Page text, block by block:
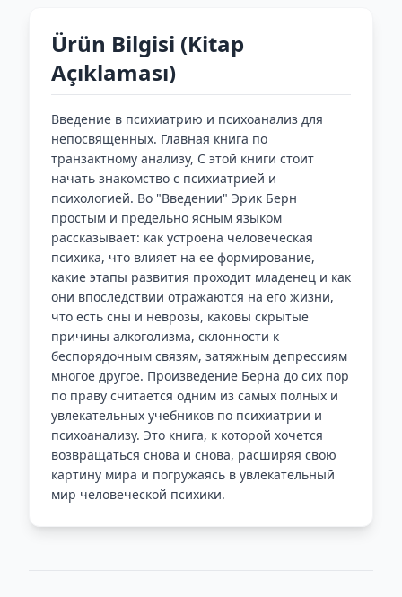
Ürün Bilgisi (Kitap
Açıklaması)
Введение в психиатрию и психоанализ для
непосвященных. Главная книга по
транзактному анализу, С этой книги стоит
начать знакомство с психиатрией и
психологией. Во "Введении" Эрик Берн
простым и предельно ясным языком
рассказывает: как устроена человеческая
психика, что влияет на ее формирование,
какие этапы развития проходит младенец и как
они впоследствии отражаются на его жизни,
что есть сны и неврозы, каковы скрытые
причины алкоголизма, склонности к
беспорядочным связям, затяжным депрессиям
многое другое. Произведение Берна до сих пор
по праву считается одним из самых полных и
увлекательных учебников по психиатрии и
психоанализу. Это книга, к которой хочется
возвращаться снова и снова, расширяя свою
картину мира и погружаясь в увлекательный
мир человеческой психики.